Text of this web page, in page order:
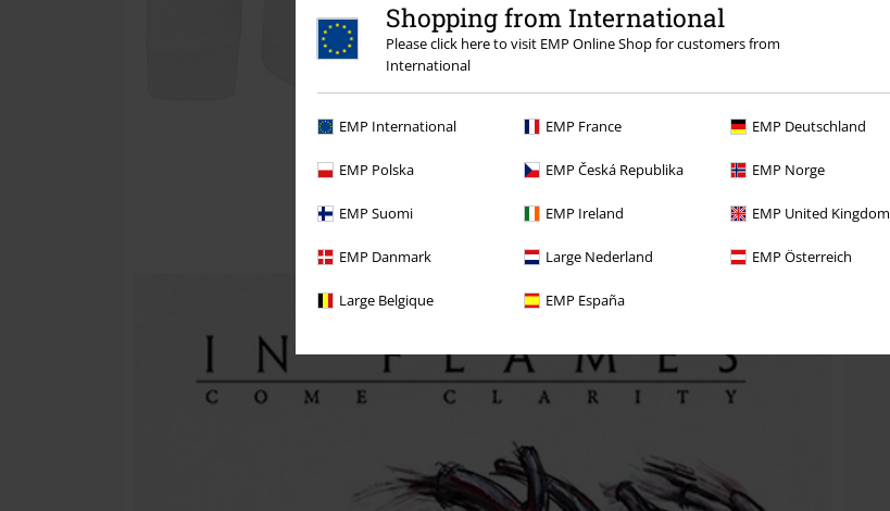
Shopping from International
Please click here to visit EMP Online Shop for customers from
International
EMP International EMP France EMP Deutschland
EMP Polska EMP Česká Republika EMP Norge
EMP Suomi EMP Ireland EMP United Kingdom
EMP Danmark Large Nederland EMP Österreich
Large Belgique EMP España